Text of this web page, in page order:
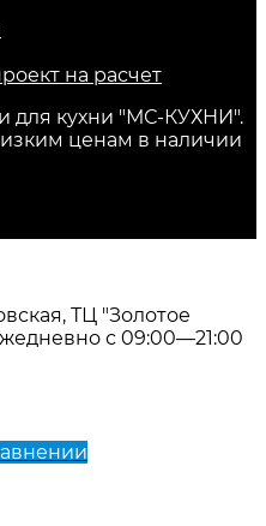
на расчет
для кухни "МС-КУХНИ".
ценам в наличии
ТЦ "Золотое
с 09:00—21:00